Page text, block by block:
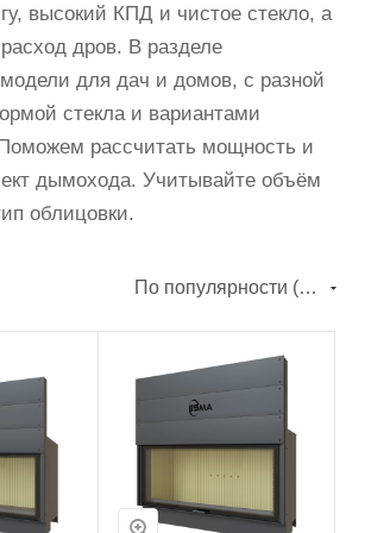
высокий КПД и чистое стекло, а
дров. В разделе
для дач и домов, с разной
стекла и вариантами
рассчитать мощность и
дымохода. Учитывайте объём
облицовки.
По популярности (убывание)